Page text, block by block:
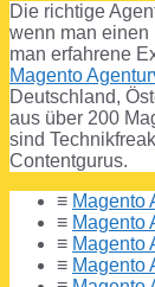
Die richtige
wenn man einen
man erfahrene
Magento
Deutschland,
aus über 200
sind
Contentgurus.
≡ Magento
≡ Magento
≡ Magento
≡ Magento